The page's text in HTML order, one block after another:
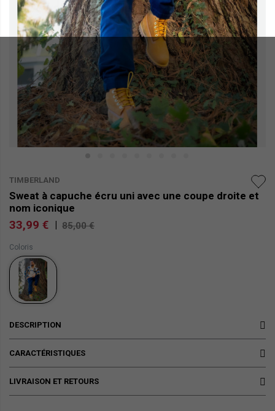
TIMBERLAND
Sweat à capuche écru uni avec une coupe droite et
nom iconique
33,99 € 85,00 €
Coloris
DESCRIPTION
CARACTÉRISTIQUES
LIVRAISON ET RETOURS